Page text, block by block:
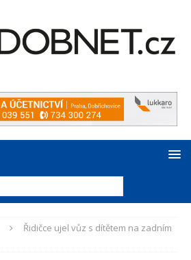
Řidičce ujel vůz s dítětem na zadním